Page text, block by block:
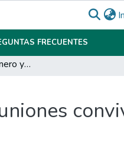
FRECUENTES
La perspectiva de género y su influencia en las uniones convivenciales